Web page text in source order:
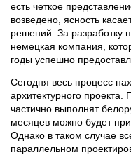
есть четкое
возведено, ясность
решений. За разработку
немецкая компания,
годы успешно
Сегодня весь процесс
архитектурного
частично выполнят
месяцев можно будет
Однако в таком случае
параллельном